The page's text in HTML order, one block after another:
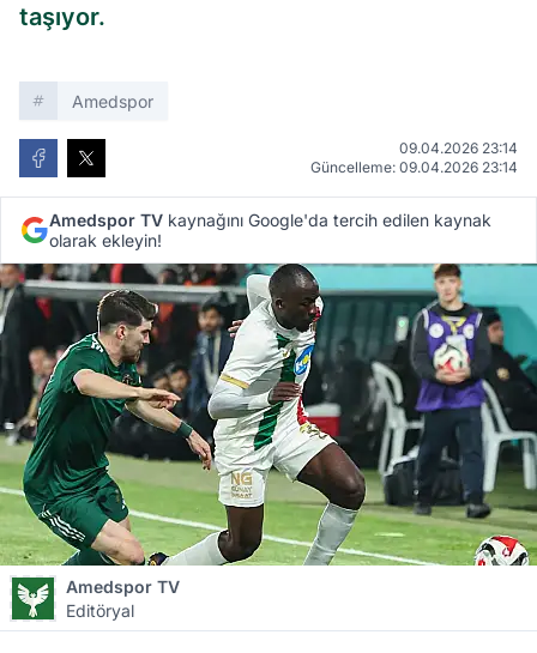
taşıyor.
Amedspor
09.04.2026 23:14
Güncelleme: 09.04.2026 23:14
Amedspor TV kaynağını Google'da tercih edilen kaynak
olarak ekleyin!
Amedspor TV
Editöryal